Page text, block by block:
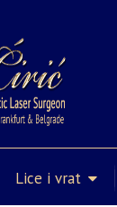
Lice i vrat